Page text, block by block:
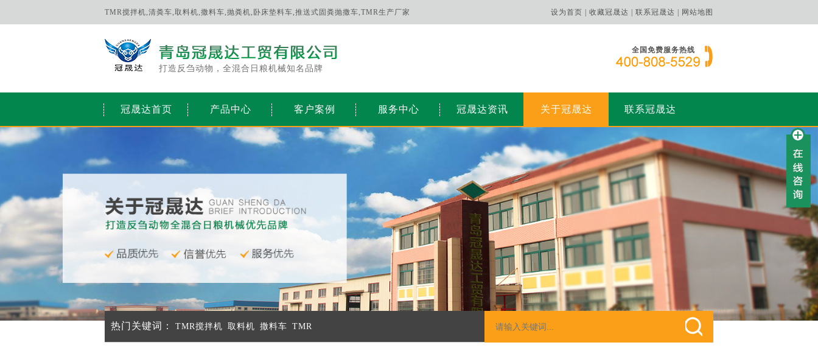
TMR搅拌机,清粪车,取料机,撒料车,抛粪机,卧床垫料车,推送式固粪抛撒车,TMR生产厂家 设为首页 | 收藏冠晟达 | 联系冠晟达 | 网站地图
打造反刍动物，全混合日粮机械知名品牌
全国免费服务热线
冠晟达首页 产品中心 客户案例 服务中心 冠晟达资讯 关于冠晟达 联系冠晟达
热门关键词： TMR搅拌机 取料机 撒料车 TMR